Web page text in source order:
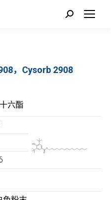
Search:
，Cysorb 2908
六酯